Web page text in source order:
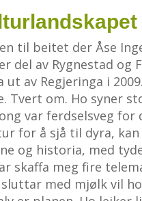
til beitet der Åse
del av Rygnestad og
ut av Regjeringa i
Tvert om. Ho syner
var ferdselsveg for
for å sjå til dyra,
og historia, med
skaffa meg fire
med mjølk vil